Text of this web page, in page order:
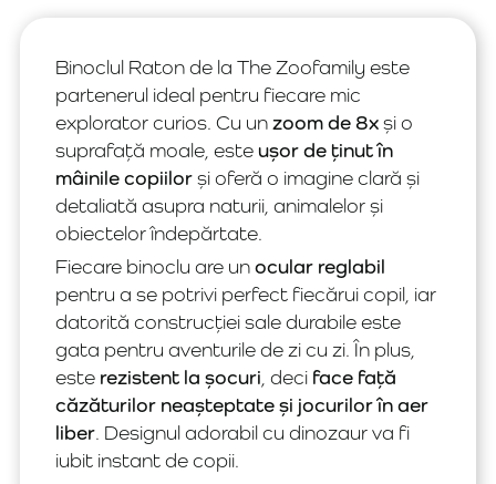
Binoclul Raton de la The Zoofamily este
partenerul ideal pentru fiecare mic
explorator curios. Cu unzoom de 8xși o
suprafață moale, esteușor de ținut în
mâinile copiilorși oferă o imagine clară și
detaliată asupra naturii, animalelor și
obiectelor îndepărtate.
Fiecare binoclu are unocular reglabil
pentru a se potrivi perfect fiecărui copil, iar
datorită construcției sale durabile este
gata pentru aventurile de zi cu zi. În plus,
este rezistent la șocuri, deci face față
căzăturilor neașteptate și jocurilor în aer
liber. Designul adorabil cu dinozaur va fi
iubit instant de copii.